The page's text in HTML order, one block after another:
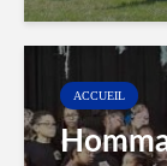
ACCUEIL